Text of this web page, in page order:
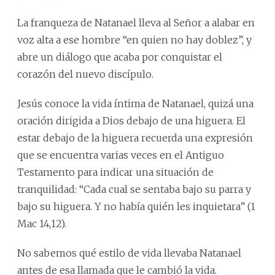
La franqueza de Natanael lleva al Señor a alabar en
voz alta a ese hombre “en quien no hay doblez”, y
abre un diálogo que acaba por conquistar el
corazón del nuevo discípulo.
Jesús conoce la vida íntima de Natanael, quizá una
oración dirigida a Dios debajo de una higuera. El
estar debajo de la higuera recuerda una expresión
que se encuentra varias veces en el Antiguo
Testamento para indicar una situación de
tranquilidad: “Cada cual se sentaba bajo su parra y
bajo su higuera. Y no había quién les inquietara” (1
Mac 14,12).
No sabemos qué estilo de vida llevaba Natanael
antes de esa llamada que le cambió la vida.